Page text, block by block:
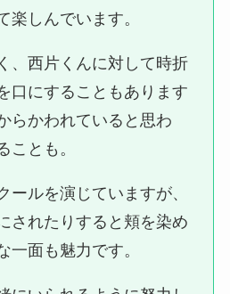
楽しんでいます。
、西片くんに対して時折
口にすることもあります
らかわれていると思わ
ことも。
ールを演じていますが、
されたりすると頬を染め
一面も魅力です。